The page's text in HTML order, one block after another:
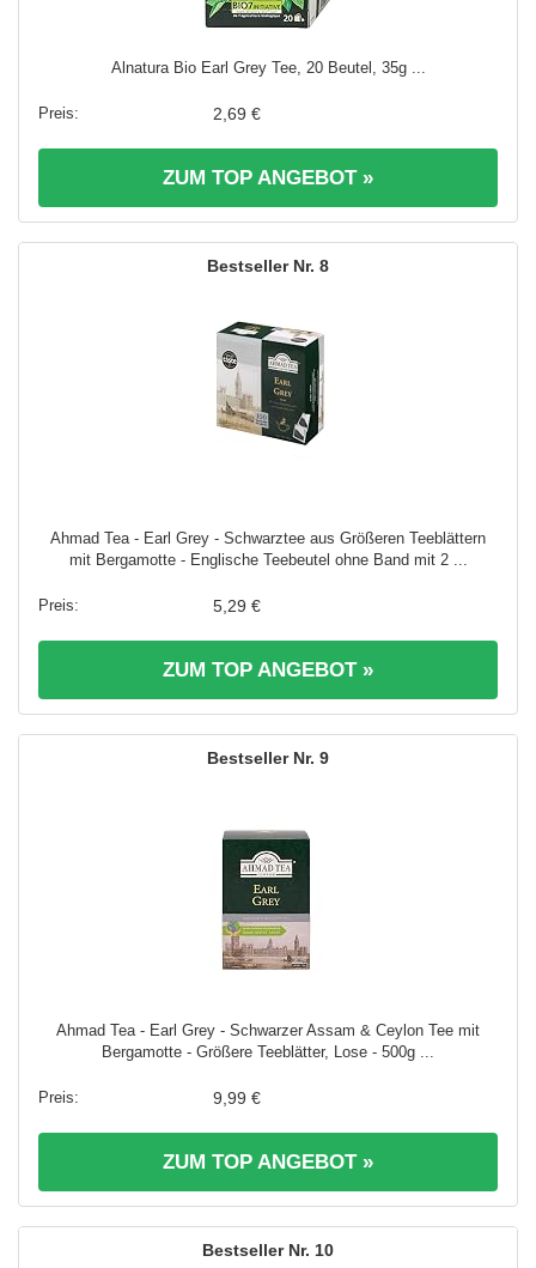
Alnatura Bio Earl Grey Tee, 20 Beutel, 35g ...
2,69 €
ZUM TOP ANGEBOT »
8
Ahmad Tea - Earl Grey - Schwarztee aus Größeren Teeblättern
mit Bergamotte - Englische Teebeutel ohne Band mit 2 ...
5,29 €
ZUM TOP ANGEBOT »
9
Ahmad Tea - Earl Grey - Schwarzer Assam & Ceylon Tee mit
Bergamotte - Größere Teeblätter, Lose - 500g ...
9,99 €
ZUM TOP ANGEBOT »
10